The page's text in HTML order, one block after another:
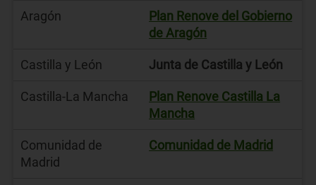
Aragón
Plan Renove del Gobierno
de Aragón
Castilla y León Junta de Castilla y León
Castilla-La Mancha
Plan Renove Castilla La
Mancha
Comunidad de
Madrid
Comunidad de Madrid